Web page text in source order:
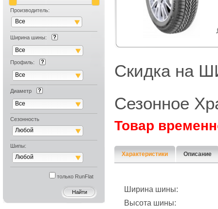
Производитель:
Все
Ширина шины:
Все
Профиль:
Все
Диаметр
Все
Сезонность
Любой
Шипы:
Любой
только RunFlat
Скидка на
Сезонное
Товар
Характеристики Описание
Ширина шины:
Высота шины: